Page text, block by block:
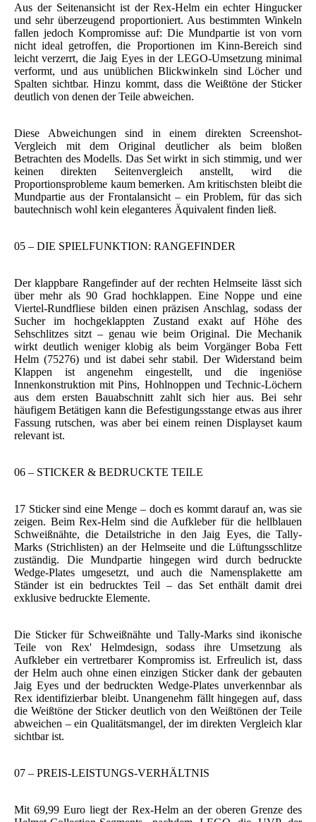
Aus der Seitenansicht ist der Rex-Helm ein echter Hingucker
und sehr überzeugend proportioniert. Aus bestimmten Winkeln
fallen jedoch Kompromisse auf: Die Mundpartie ist von vorn
nicht ideal getroffen, die Proportionen im Kinn-Bereich sind
leicht verzerrt, die Jaig Eyes in der LEGO-Umsetzung minimal
verformt, und aus unüblichen Blickwinkeln sind Löcher und
Spalten sichtbar. Hinzu kommt, dass die Weißtöne der Sticker
deutlich von denen der Teile abweichen.
Diese Abweichungen sind in einem direkten Screenshot-
Vergleich mit dem Original deutlicher als beim bloßen
Betrachten des Modells. Das Set wirkt in sich stimmig, und wer
keinen direkten Seitenvergleich anstellt, wird die
Proportionsprobleme kaum bemerken. Am kritischsten bleibt die
Mundpartie aus der Frontalansicht – ein Problem, für das sich
bautechnisch wohl kein eleganteres Äquivalent finden ließ.
05 – DIE SPIELFUNKTION: RANGEFINDER
Der klappbare Rangefinder auf der rechten Helmseite lässt sich
über mehr als 90 Grad hochklappen. Eine Noppe und eine
Viertel-Rundfliese bilden einen präzisen Anschlag, sodass der
Sucher im hochgeklappten Zustand exakt auf Höhe des
Sehschlitzes sitzt – genau wie beim Original. Die Mechanik
wirkt deutlich weniger klobig als beim Vorgänger Boba Fett
Helm (75276) und ist dabei sehr stabil. Der Widerstand beim
Klappen ist angenehm eingestellt, und die ingeniöse
Innenkonstruktion mit Pins, Hohlnoppen und Technic-Löchern
aus dem ersten Bauabschnitt zahlt sich hier aus. Bei sehr
häufigem Betätigen kann die Befestigungsstange etwas aus ihrer
Fassung rutschen, was aber bei einem reinen Displayset kaum
relevant ist.
06 – STICKER & BEDRUCKTE TEILE
17 Sticker sind eine Menge – doch es kommt darauf an, was sie
zeigen. Beim Rex-Helm sind die Aufkleber für die hellblauen
Schweißnähte, die Detailstriche in den Jaig Eyes, die Tally-
Marks (Strichlisten) an der Helmseite und die Lüftungsschlitze
zuständig. Die Mundpartie hingegen wird durch bedruckte
Wedge-Plates umgesetzt, und auch die Namensplakette am
Ständer ist ein bedrucktes Teil – das Set enthält damit drei
exklusive bedruckte Elemente.
Die Sticker für Schweißnähte und Tally-Marks sind ikonische
Teile von Rex' Helmdesign, sodass ihre Umsetzung als
Aufkleber ein vertretbarer Kompromiss ist. Erfreulich ist, dass
der Helm auch ohne einen einzigen Sticker dank der gebauten
Jaig Eyes und der bedruckten Wedge-Plates unverkennbar als
Rex identifizierbar bleibt. Unangenehm fällt hingegen auf, dass
die Weißtöne der Sticker deutlich von den Weißtönen der Teile
abweichen – ein Qualitätsmangel, der im direkten Vergleich klar
sichtbar ist.
07 – PREIS-LEISTUNGS-VERHÄLTNIS
Mit 69,99 Euro liegt der Rex-Helm an der oberen Grenze des